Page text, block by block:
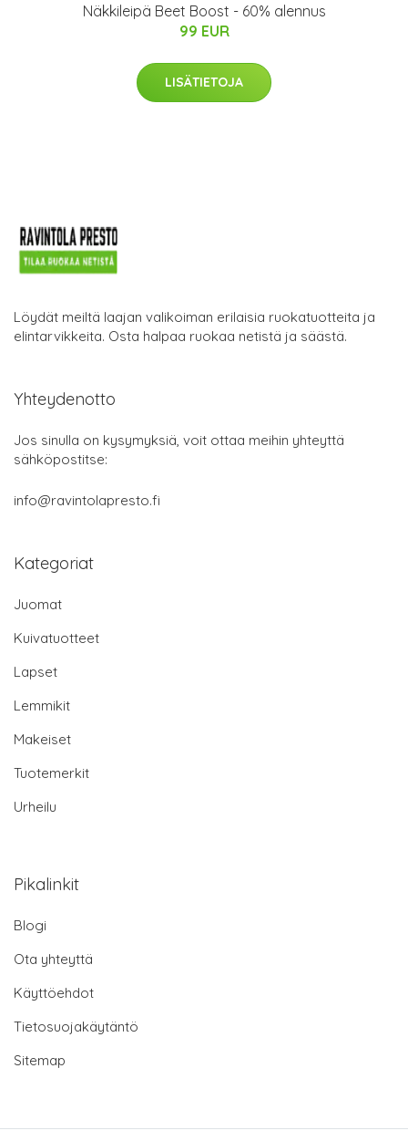
Näkkileipä Beet Boost - 60% alennus
99 EUR
LISÄTIETOJA
Löydät meiltä laajan valikoiman erilaisia ruokatuotteita ja
elintarvikkeita. Osta halpaa ruokaa netistä ja säästä.
Yhteydenotto
Jos sinulla on kysymyksiä, voit ottaa meihin yhteyttä
sähköpostitse:
info@ravintolapresto.fi
Kategoriat
Juomat
Kuivatuotteet
Lapset
Lemmikit
Makeiset
Tuotemerkit
Urheilu
Pikalinkit
Blogi
Ota yhteyttä
Käyttöehdot
Tietosuojakäytäntö
Sitemap